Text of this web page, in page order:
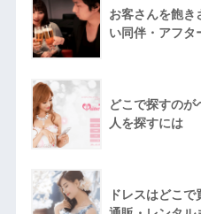
お客さんを飽き
い同伴・アフタ
どこで探すのが
人を探すには
ドレスはどこ